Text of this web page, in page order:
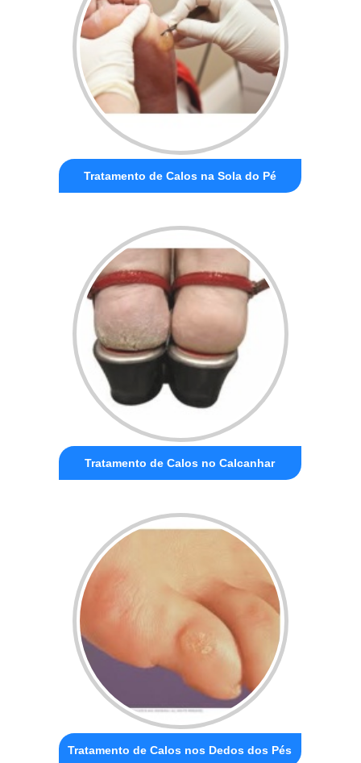
Tratamento de Calos na Sola do Pé
Tratamento de Calos no Calcanhar
Tratamento de Calos nos Dedos dos Pés